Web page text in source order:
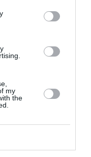
my
the
RÉPONDRE
en 2021? Et